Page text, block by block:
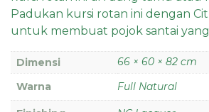
Padukan kursi rotan ini dengan
untuk membuat pojok santai
Dimensi
66 × 60 × 82 cm
Warna
Full Natural